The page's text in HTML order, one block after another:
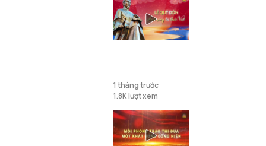
Việt
1 tháng trước
1.8K lượt xem